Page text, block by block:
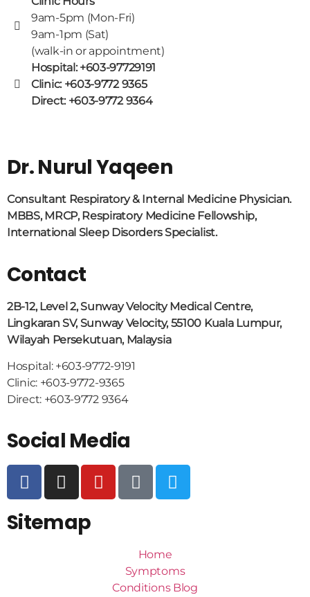
9am-5pm (Mon-Fri)
9am-1pm (Sat)
(walk-in or appointment)
Hospital: +603-97729191
Clinic: +603-9772 9365
Direct: +603-9772 9364
Dr. Nurul Yaqeen
Consultant Respiratory & Internal Medicine Physician.
MBBS, MRCP, Respiratory Medicine Fellowship,
International Sleep Disorders Specialist.
Contact
2B-12, Level 2, Sunway Velocity Medical Centre,
Lingkaran SV, Sunway Velocity, 55100 Kuala Lumpur,
Wilayah Persekutuan, Malaysia
Hospital: +603-9772-9191
Clinic: +603-9772-9365
Direct: +603-9772 9364
Social Media
Sitemap
Home
Symptoms
Conditions Blog